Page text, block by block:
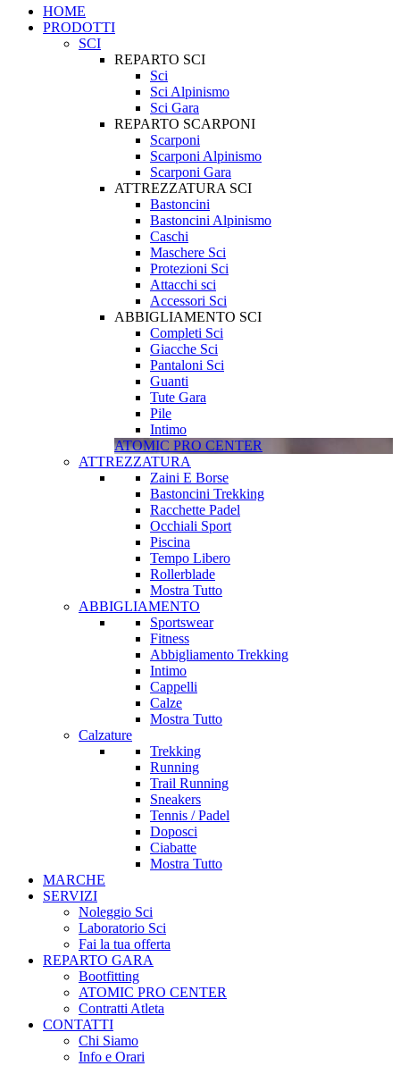
HOME
PRODOTTI
SCI
REPARTO SCI
Sci
Sci Alpinismo
Sci Gara
REPARTO SCARPONI
Scarponi
Scarponi Alpinismo
Scarponi Gara
ATTREZZATURA SCI
Bastoncini
Bastoncini Alpinismo
Caschi
Maschere Sci
Protezioni Sci
Attacchi sci
Accessori Sci
ABBIGLIAMENTO SCI
Completi Sci
Giacche Sci
Pantaloni Sci
Guanti
Tute Gara
Pile
Intimo
ATOMIC PRO CENTER
ATTREZZATURA
Zaini E Borse
Bastoncini Trekking
Racchette Padel
Occhiali Sport
Piscina
Tempo Libero
Rollerblade
Mostra Tutto
ABBIGLIAMENTO
Sportswear
Fitness
Abbigliamento Trekking
Intimo
Cappelli
Calze
Mostra Tutto
Calzature
Trekking
Running
Trail Running
Sneakers
Tennis / Padel
Doposci
Ciabatte
Mostra Tutto
MARCHE
SERVIZI
Noleggio Sci
Laboratorio Sci
Fai la tua offerta
REPARTO GARA
Bootfitting
ATOMIC PRO CENTER
Contratti Atleta
CONTATTI
Chi Siamo
Info e Orari